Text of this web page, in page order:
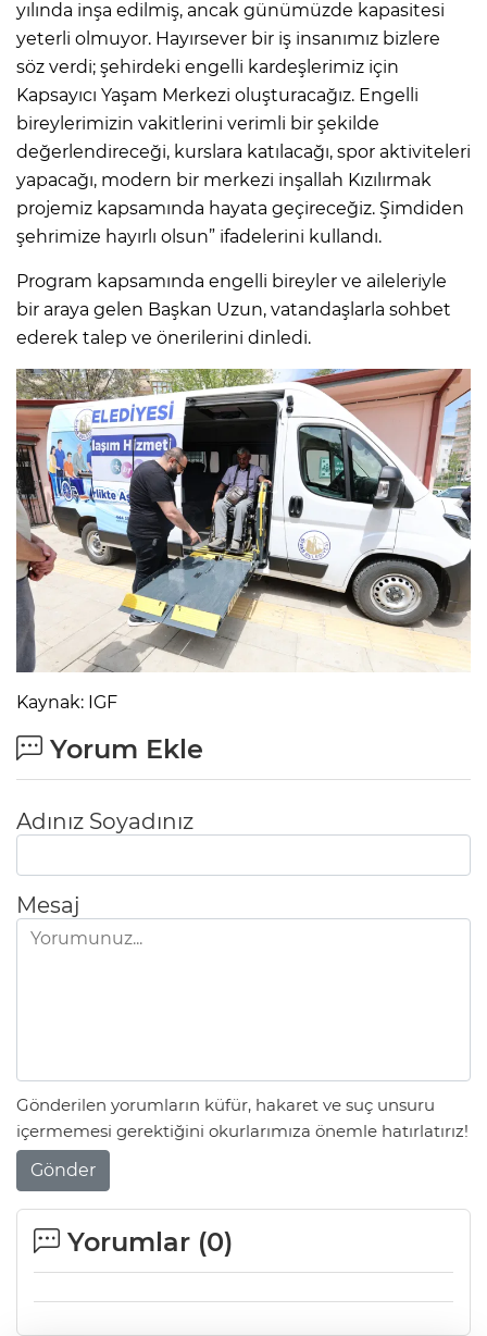
yılında inşa edilmiş, ancak günümüzde kapasitesi
yeterli olmuyor. Hayırsever bir iş insanımız bizlere
söz verdi; şehirdeki engelli kardeşlerimiz için
Kapsayıcı Yaşam Merkezi oluşturacağız. Engelli
bireylerimizin vakitlerini verimli bir şekilde
değerlendireceği, kurslara katılacağı, spor aktiviteleri
yapacağı, modern bir merkezi inşallah Kızılırmak
projemiz kapsamında hayata geçireceğiz. Şimdiden
şehrimize hayırlı olsun” ifadelerini kullandı.
Program kapsamında engelli bireyler ve aileleriyle
bir araya gelen Başkan Uzun, vatandaşlarla sohbet
ederek talep ve önerilerini dinledi.
Kaynak: IGF
Yorum Ekle
Adınız Soyadınız
Mesaj
Gönderilen yorumların küfür, hakaret ve suç unsuru
içermemesi gerektiğini okurlarımıza önemle hatırlatırız!
Gönder
Yorumlar (0)